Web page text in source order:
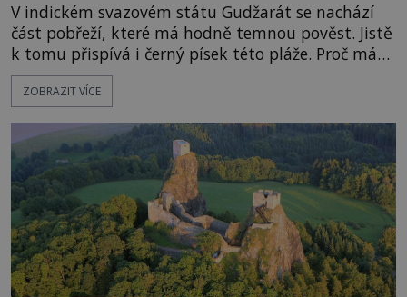
V indickém svazovém státu Gudžarát se nachází
část pobřeží, které má hodně temnou pověst. Jistě
k tomu přispívá i černý písek této pláže. Proč má
pláž takové netypické zbarvení? Nakolik jsou
pravdivé historky, že zde došlo k nevysvětlitelným
následovat. Vstupujeme na pláž Dumas ve městě
Surat. Gu
ZOBRAZIT VÍCE